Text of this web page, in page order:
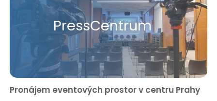
Press​Centrum
Pronájem eventových prostor v centru Prahy